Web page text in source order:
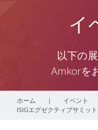
イ
以下の
Amkorを
ホーム | イベント
ISIGエグゼクティブサミッ